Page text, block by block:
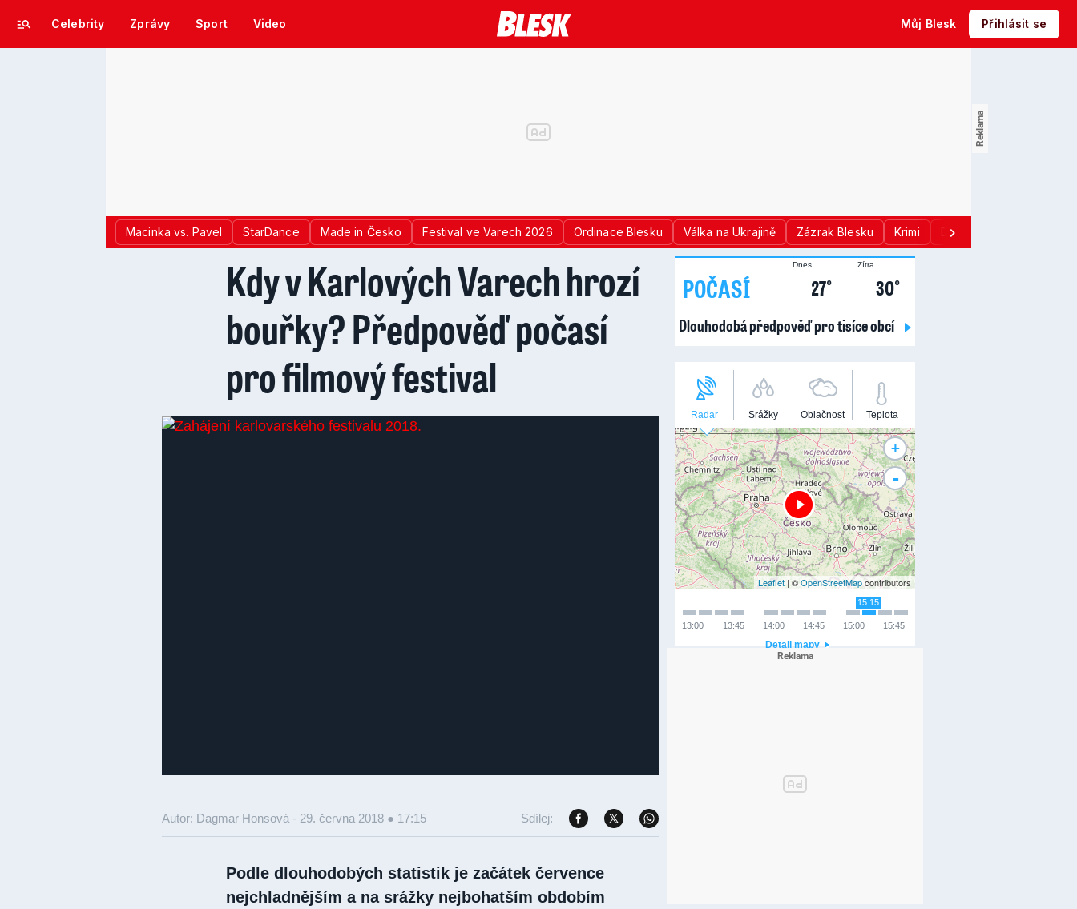
Celebrity Zprávy Sport Video Můj Blesk Přihlásit se
Macinka vs. Pavel StarDance Made in Česko Festival ve Varech 2026 Ordinace Blesku Válka na Ukrajině Zázrak Blesku Krimi Donald Trump
Kdy v Karlových Varech hrozí
bouřky? Předpověď počasí
pro filmový festival
Autor: Dagmar Honsová - 29. června 2018 ● 17:15 Sdílej:
Podle dlouhodobých statistik je začátek července
nejchladnějším a na srážky nejbohatším obdobím
POČASÍ
Dnes
27°
Zítra
30°
Dlouhodobá předpověď pro tisíce obcí
Radar Srážky Oblačnost Teplota
+
-
Leaflet | ©OpenStreetMapcontributors
15:15
15:45
15:00
14:45
14:00
13:45
13:00
Detail mapy